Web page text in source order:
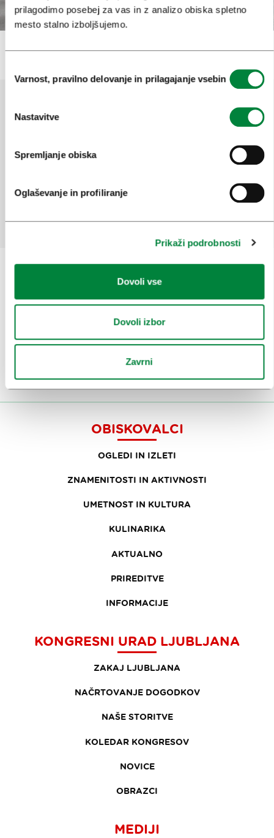
prilagodimo posebej za vas in z analizo obiska spletno
mesto stalno izboljšujemo.
soglasja
Varnost, pravilno delovanje in prilagajanje vsebin
Nastavitve
Spremljanje obiska
Oglaševanje in profiliranje
Prikaži podrobnosti
Dovoli vse
Dovoli izbor
Zavrni
Pomagajte nam izboljšati spletno
Prijavi se nae-novice
OBISKOVALCI
OGLEDI IN IZLETI
ZNAMENITOSTI IN AKTIVNOSTI
UMETNOST IN KULTURA
KULINARIKA
AKTUALNO
PRIREDITVE
INFORMACIJE
KONGRESNI URAD LJUBLJANA
ZAKAJ LJUBLJANA
NAČRTOVANJE DOGODKOV
NAŠE STORITVE
KOLEDAR KONGRESOV
NOVICE
OBRAZCI
MEDIJI